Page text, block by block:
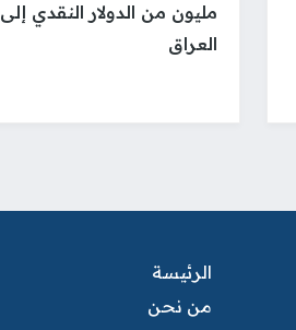
مليون من الدولار النقدي إلى
العراق
الرئيسة
من نحن